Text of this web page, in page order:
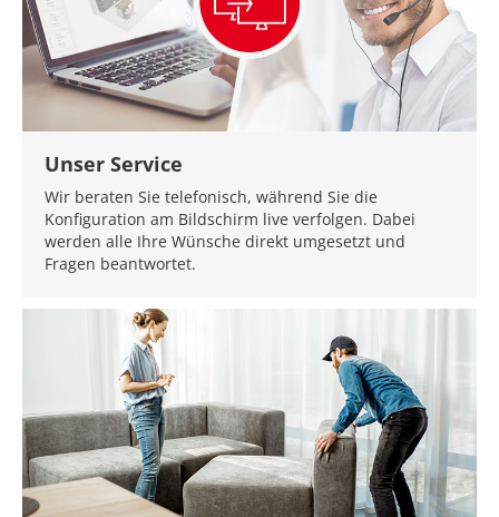
Unser Service
Wir beraten Sie telefonisch, während Sie die
Konfiguration am Bildschirm live verfolgen. Dabei
werden alle Ihre Wünsche direkt umgesetzt und
Fragen beantwortet.